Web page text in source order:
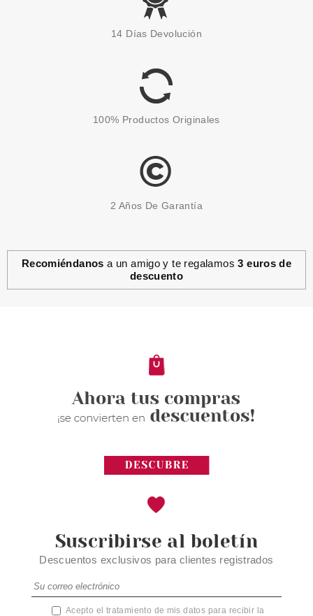
CATRICE
CATRICE PURE ESMALTE DE
UÑAS 01 LIGHTNESS
3.40€
CATRICE
3.40€
14 Días Devolución
100% Productos Originales
2 Años De Garantía
Recomiéndanos a un amigo y te regalamos3 euros de
descuento
Suscribirse al boletín
Descuentos exclusivos para clientes registrados
Acepto el tratamiento de mis datos para recibir la